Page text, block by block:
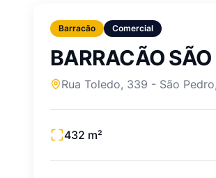
Barracão Comercial
BARRACÃO SÃO
Rua Toledo, 339 - São Pedro,
432 m²